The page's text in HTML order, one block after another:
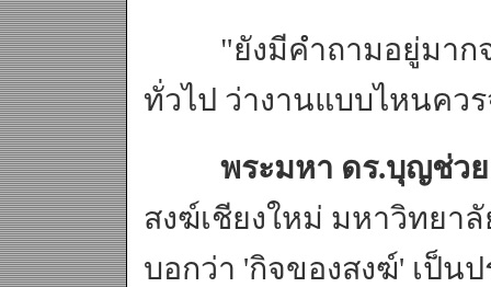
"ยังมีคำถามอยู่มากจา
ทั่วไป ว่างานแบบไหนคว
พระมหา ดร.บุญช่ว
สงฆ์เชียงใหม่ มหาวิทยา
บอกว่า 'กิจของสงฆ์' เป็น